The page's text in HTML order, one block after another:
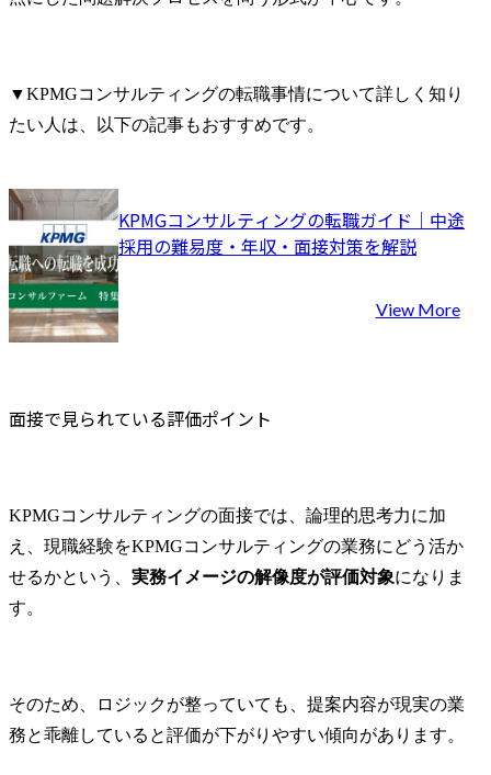
▼KPMGコンサルティングの転職事情について詳しく知り
たい人は、以下の記事もおすすめです。
KPMGコンサルティングの転職ガイド｜中途
採用の難易度・年収・面接対策を解説
View More
面接で見られている評価ポイント
KPMGコンサルティングの面接では、論理的思考力に加
え、現職経験をKPMGコンサルティングの業務にどう活か
せるかという、 実務イメージの解像度が評価対象になりま
す。
そのため、ロジックが整っていても、提案内容が現実の業
務と乖離していると評価が下がりやすい傾向があります。